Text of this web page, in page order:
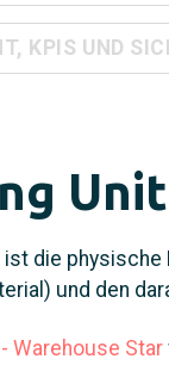
KPIS UND
ist die
und den
Warehouse Star